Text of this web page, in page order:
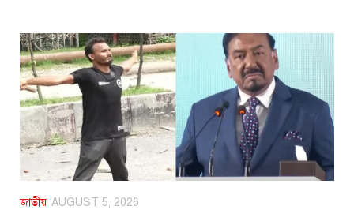
জাতীয় AUGUST 5, 2026